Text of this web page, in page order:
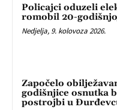
Policajci oduzeli
romobil 20-
Nedjelja, 9. kolovoza 2026.
Započelo
godišnjice osnutka
postrojbi u